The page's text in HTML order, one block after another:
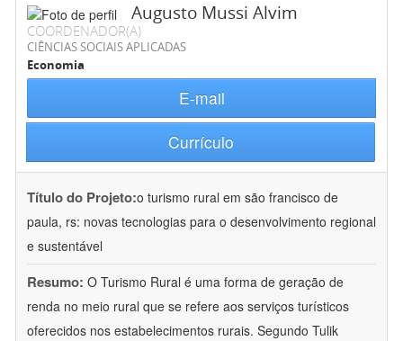
Augusto Mussi Alvim
COORDENADOR(A)
CIÊNCIAS SOCIAIS APLICADAS
Economia
E-mail
Currículo
Título do Projeto:o turismo rural em são francisco de
paula, rs: novas tecnologias para o desenvolvimento regional
e sustentável
Resumo: O Turismo Rural é uma forma de geração de
renda no meio rural que se refere aos serviços turísticos
oferecidos nos estabelecimentos rurais. Segundo Tulik